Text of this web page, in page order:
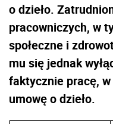
o dzieło.
pracowniczych, w
społeczne i
mu się jednak
faktycznie pracę,
umowę o dzieło.